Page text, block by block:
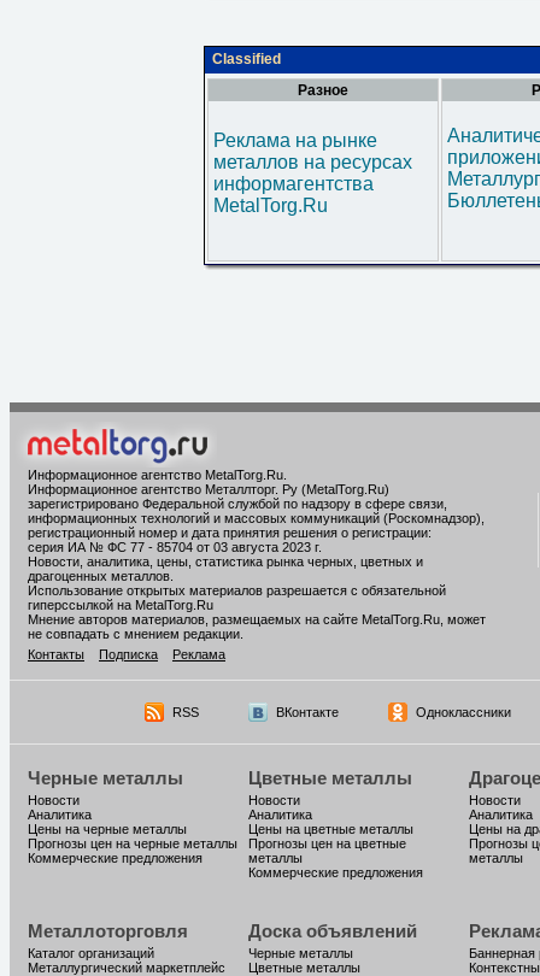
Classified
Разное
Реклама на рынке
металлов на ресурсах
информагентства
MetalTorg.Ru
Информационное агентство MetalTorg.Ru
Информационное агентство Металлторг. Ру (MetalTorg.Ru)
зарегистрировано Федеральной службой по надзору в сфере связи,
информационных технологий и массовых коммуникаций (Роскомнадзор),
регистрационный номер и дата принятия решения о регистрации:
серия ИА № ФС 77 - 85704 от 03 августа 2023 г.
Новости, аналитика, цены, статистика рынка черных, цветных и
драгоценных металлов.
Использование открытых материалов разрешается с обязательной
гиперссылкой на MetalTorg.Ru
Мнение авторов материалов, размещаемых на сайте MetalTorg.Ru, может
не совпадать с мнением редакции.
Контакты
Подписка Реклама
RSS ВКонтакте Одноклассники
Черные металлы
Новости
Аналитика
Цены на черные металлы
Прогнозы цен на черные металлы
Коммерческие предложения
Цветные металлы
Новости
Аналитика
Цены на цветные металлы
Прогнозы цен на цветные
металлы
Коммерческие предложения
Новости
Аналитика
Цены на
Прогнозы
металлы
Металлоторговля
Каталог организаций
Металлургический маркетплейс
Доска объявлений
Черные металлы
Цветные металлы
Баннерная